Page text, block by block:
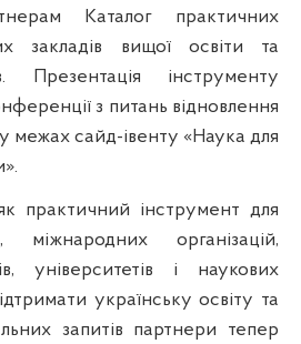
Каталог практичних
закладів вищої освіти та
Презентація інструменту
з питань відновлення
межах сайд-івенту «Наука для
практичний інструмент для
міжнародних організацій,
університетів і наукових
українську освіту та
запитів партнери тепер